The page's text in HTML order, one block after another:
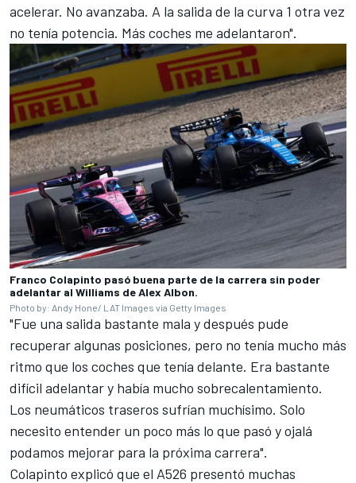
acelerar. No avanzaba. A la salida de la curva 1 otra vez
no tenía potencia. Más coches me adelantaron".
Franco Colapinto pasó buena parte de la carrera sin poder
adelantar al Williams de Alex Albon.
Photo by: Andy Hone/ LAT Images via Getty Images
"Fue una salida bastante mala y después pude
recuperar algunas posiciones, pero no tenía mucho más
ritmo que los coches que tenía delante. Era bastante
difícil adelantar y había mucho sobrecalentamiento.
Los neumáticos traseros sufrían muchísimo. Solo
necesito entender un poco más lo que pasó y ojalá
podamos mejorar para la próxima carrera".
Colapinto explicó que el A526 presentó muchas